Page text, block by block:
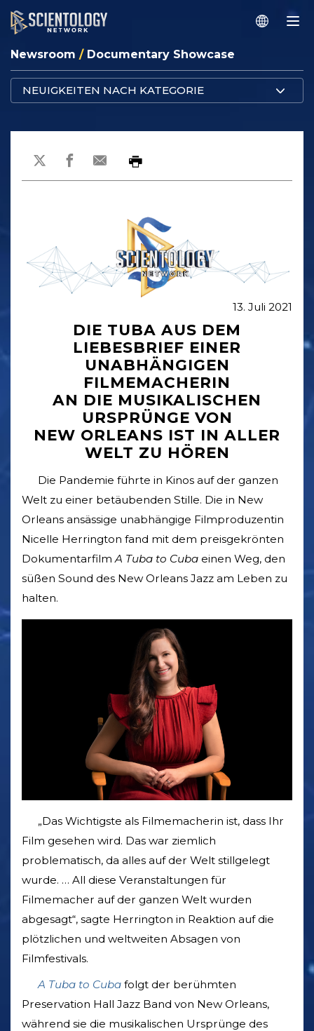
Newsroom / Documentary Showcase
NEUIGKEITEN NACH KATEGORIE
13. Juli 2021
DIE TUBA AUS DEM
LIEBESBRIEF EINER
UNABHÄNGIGEN
FILMEMACHERIN
AN DIE MUSIKALISCHEN
URSPRÜNGE VON
NEW ORLEANS IST IN ALLER
WELT ZU HÖREN
Die Pandemie führte in Kinos auf der ganzen
Welt zu einer betäubenden Stille. Die in New
Orleans ansässige unabhängige Filmproduzentin
Nicelle Herrington fand mit dem preisgekrönten
DokumentarfilmA Tuba to Cuba einen Weg, den
süßen Sound des New Orleans Jazz am Leben zu
halten.
„Das Wichtigste als Filmemacherin ist, dass Ihr
Film gesehen wird. Das war ziemlich
problematisch, da alles auf der Welt stillgelegt
wurde. … All diese Veranstaltungen für
Filmemacher auf der ganzen Welt wurden
abgesagt“, sagte Herrington in Reaktion auf die
plötzlichen und weltweiten Absagen von
Filmfestivals.
A Tuba to Cuba folgt der berühmten
Preservation Hall Jazz Band von New Orleans,
während sie die musikalischen Ursprünge des